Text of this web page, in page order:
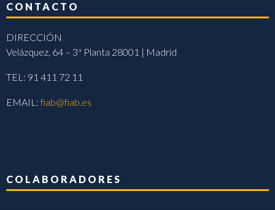
CONTACTO
DIRECCIÓN
Velázquez, 64 – 3ª Planta 28001 | Madrid
TEL: 91 411 72 11
EMAIL:fiab@fiab.es
COLABORADORES